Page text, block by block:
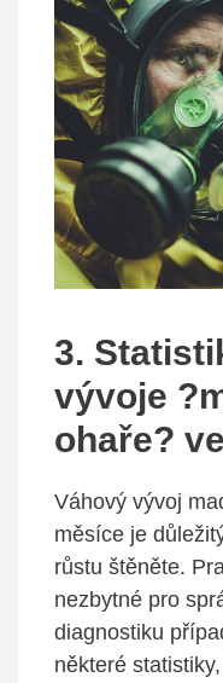
3.
vývoje
ohaře?
Váhový vývoj
měsíce je
růstu štěněte.
nezbytné pro
diagnostiku
některé